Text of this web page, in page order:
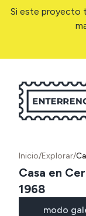
Si este proyecto
Inicio/Explorar/
Casa en
1968
modo